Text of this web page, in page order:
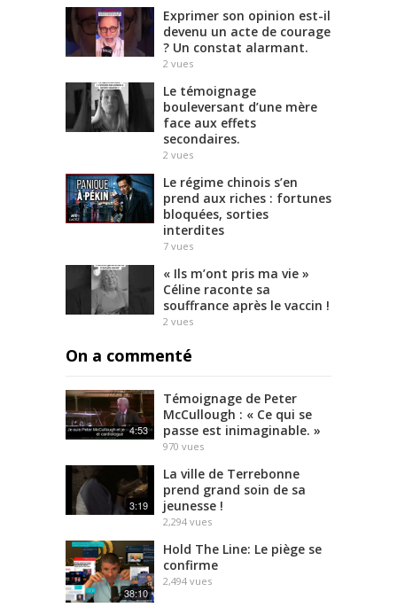
Exprimer son opinion est-il
devenu un acte de courage
? Un constat alarmant.
2 vues
Le témoignage
bouleversant d’une mère
face aux effets
secondaires.
2 vues
Le régime chinois s’en
prend aux riches : fortunes
bloquées, sorties
interdites
7 vues
« Ils m’ont pris ma vie »
Céline raconte sa
souffrance après le vaccin !
2 vues
On a commenté
4:53
Témoignage de Peter
McCullough : « Ce qui se
passe est inimaginable. »
970 vues
3:19
La ville de Terrebonne
prend grand soin de sa
jeunesse !
2,294 vues
38:10
Hold The Line: Le piège se
confirme
2,494 vues